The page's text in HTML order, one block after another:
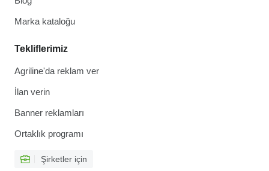
Marka kataloğu
Tekliflerimiz
Agriline'da reklam ver
İlan verin
Banner reklamları
Ortaklık programı
Şirketler için